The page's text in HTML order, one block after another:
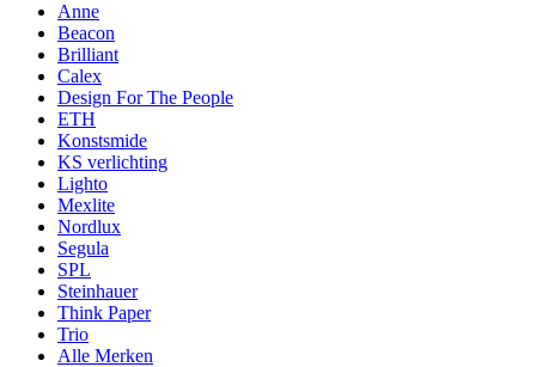
Anne
Beacon
Brilliant
Calex
Design For The People
ETH
Konstsmide
KS verlichting
Lighto
Mexlite
Nordlux
Segula
SPL
Steinhauer
Think Paper
Trio
Alle Merken